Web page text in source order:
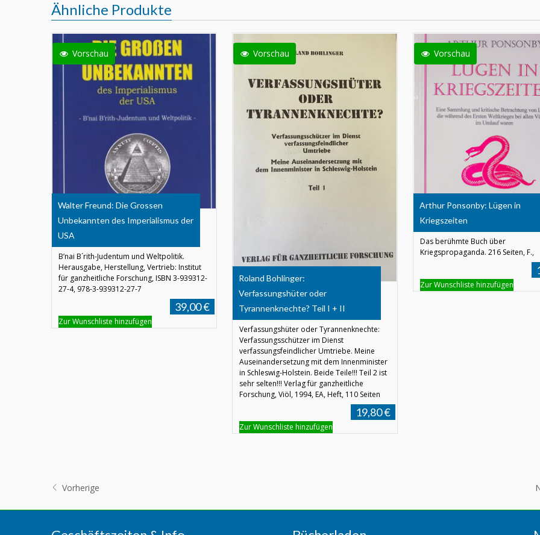
Ähnliche Produkte
Vorschau
Walter Freund: Die Grossen
Unbekannten des Imperialismus der
USA
B’nai B´rith-Judentum und Weltpolitik.
Herausgabe, Herstellung, Vertrieb: Institut
für ganzheitliche Forschung, ISBN 3-939312-
27-4, 978-3-939312-27-7
39,00 €
Zur Wunschliste hinzufügen
Vorschau
Roland Bohlinger:
Verfassungshüter oder
Tyrannenknechte? Teil I + II
Verfassungshüter oder Tyrannenknechte:
Verfassungsschützer im Dienst
verfassungsfeindlicher Umtriebe. Meine
Auseinandersetzung mit dem Innenminister
in Schleswig-Holstein. Beide Teile!!! Teil 2 ist
sehr selten!!! Verlag für ganzheitliche
Forschung, Viöl, 1994, EA, Heft, 110 Seiten
19,80 €
Zur Wunschliste hinzufügen
Vorschau
Arthur Ponsonby: Lügen in
Kriegszeiten
Das berühmte Buch über
Kriegspropaganda. 216 Seiten, F.,
Zur Wunschliste hinzufügen
Vorherige